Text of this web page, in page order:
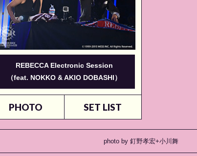
REBECCA Electronic Session
（feat. NOKKO & AKIO DOBASHI）
PHOTO SET LIST
photo by 釘野孝宏+小川舞